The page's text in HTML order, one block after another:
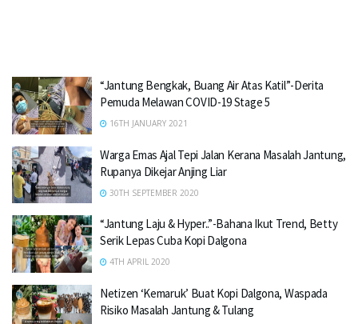
“Jantung Bengkak, Buang Air Atas Katil”-Derita
Pemuda Melawan COVID-19 Stage 5
16TH JANUARY 2021
Warga Emas Ajal Tepi Jalan Kerana Masalah Jantung,
Rupanya Dikejar Anjing Liar
30TH SEPTEMBER 2020
“Jantung Laju & Hyper..”-Bahana Ikut Trend, Betty
Serik Lepas Cuba Kopi Dalgona
4TH APRIL 2020
Netizen ‘Kemaruk’ Buat Kopi Dalgona, Waspada
Risiko Masalah Jantung & Tulang